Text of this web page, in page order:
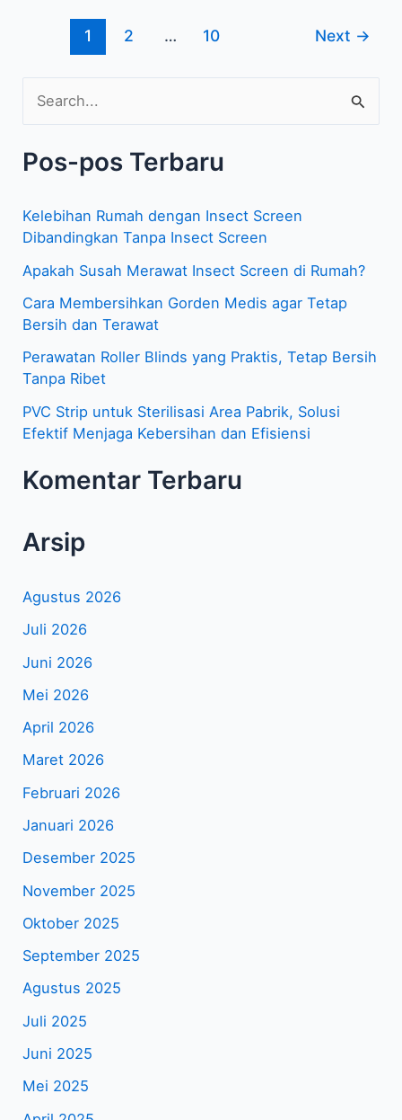
1 2 … 10 Next →
r
u
n
t
u
k
:
Pos-pos Terbaru
Kelebihan Rumah dengan Insect Screen
Dibandingkan Tanpa Insect Screen
Apakah Susah Merawat Insect Screen di Rumah?
Cara Membersihkan Gorden Medis agar Tetap
Bersih dan Terawat
Perawatan Roller Blinds yang Praktis, Tetap Bersih
Tanpa Ribet
PVC Strip untuk Sterilisasi Area Pabrik, Solusi
Efektif Menjaga Kebersihan dan Efisiensi
Komentar Terbaru
Arsip
Agustus 2026
Juli 2026
Juni 2026
Mei 2026
April 2026
Maret 2026
Februari 2026
Januari 2026
Desember 2025
November 2025
Oktober 2025
September 2025
Agustus 2025
Juli 2025
Juni 2025
Mei 2025